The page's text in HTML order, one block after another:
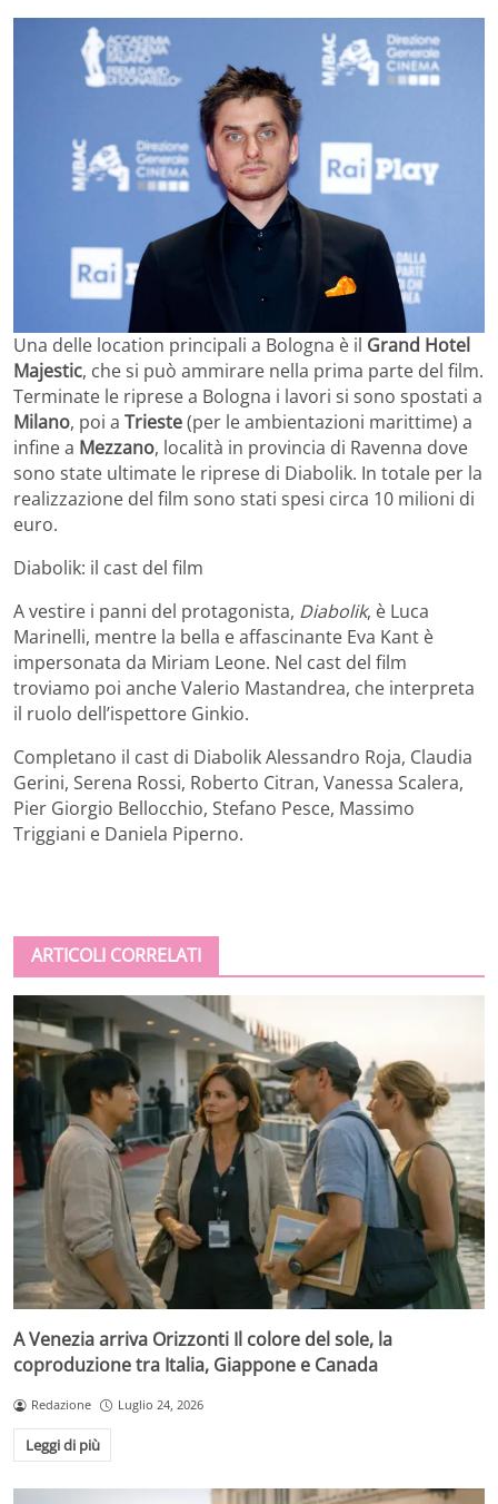
Una delle location principali a Bologna è il Grand Hotel
Majestic, che si può ammirare nella prima parte del film.
Terminate le riprese a Bologna i lavori si sono spostati a
Milano, poi a Trieste(per le ambientazioni marittime) a
infine a Mezzano, località in provincia di Ravenna dove
sono state ultimate le riprese di Diabolik. In totale per la
realizzazione del film sono stati spesi circa 10 milioni di
euro.
Diabolik: il cast del film
A vestire i panni del protagonista, Diabolik, è Luca
Marinelli, mentre la bella e affascinante Eva Kant è
impersonata da Miriam Leone. Nel cast del film
troviamo poi anche Valerio Mastandrea, che interpreta
il ruolo dell’ispettore Ginkio.
Completano il cast di Diabolik Alessandro Roja, Claudia
Gerini, Serena Rossi, Roberto Citran, Vanessa Scalera,
Pier Giorgio Bellocchio, Stefano Pesce, Massimo
Triggiani e Daniela Piperno.
ARTICOLI CORRELATI
A Venezia arriva Orizzonti Il colore del sole, la
coproduzione tra Italia, Giappone e Canada
Redazione Luglio 24, 2026
Leggi di più